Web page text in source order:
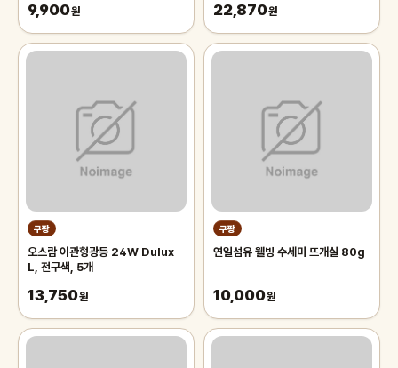
9,900원 22,870원
쿠팡
오스람 이관형광등 24W Dulux
L, 전구색, 5개
13,750원
쿠팡
연일섬유 웰빙 수세미 뜨개실 80g
10,000원